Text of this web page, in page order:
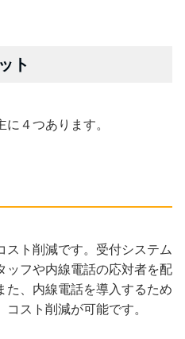
ト
４つあります。
スト削減です。受付システム
ッフや内線電話の応対者を配
た、内線電話を導入するため
スト削減が可能です。